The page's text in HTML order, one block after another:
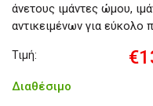
άνετους ιμάντες ώμου,
αντικειμένων για εύκολο
Τιμή:
Διαθέσιμο